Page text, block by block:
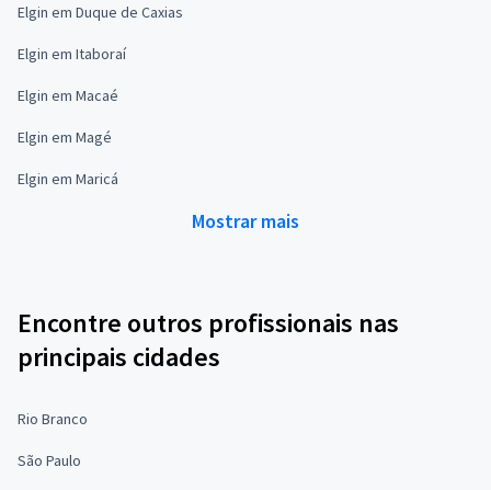
Elgin em Duque de Caxias
Elgin em Itaboraí
Elgin em Macaé
Elgin em Magé
Elgin em Maricá
Mostrar mais
Encontre outros profissionais nas
principais cidades
Rio Branco
São Paulo